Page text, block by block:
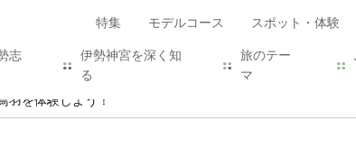
特集 モデルコース スポット・体験
志
伊勢神宮を深く知
る
旅のテー
マ
羽を体験しよう！